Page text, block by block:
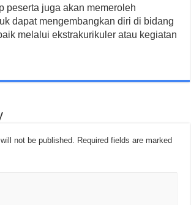
peserta juga akan memeroleh
dapat mengembangkan diri di bidang
melalui ekstrakurikuler atau kegiatan
not be published. Required fields are marked